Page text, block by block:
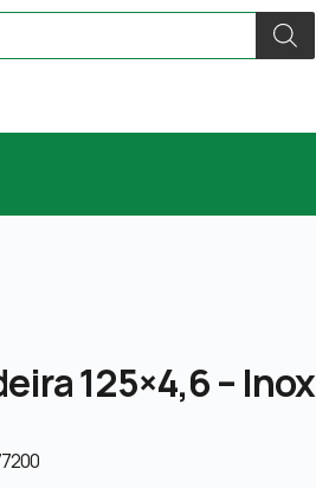
125×4,6 – Inox